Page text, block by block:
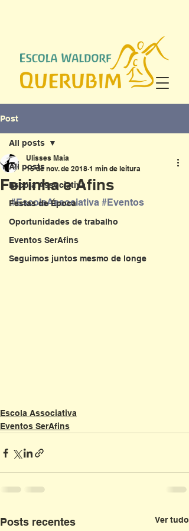
Post
All posts
Escola Associativa
Festas de Época
Oportunidades de trabalho
Eventos SerAfins
Seguimos juntos mesmo de longe
All posts
Feirinha e Afins
Ulisses Maia
15 de nov. de 2018 1 min de leitura
#EscolaAssociativa #Eventos
Escola Associativa
Eventos SerAfins
Posts recentes Ver tudo